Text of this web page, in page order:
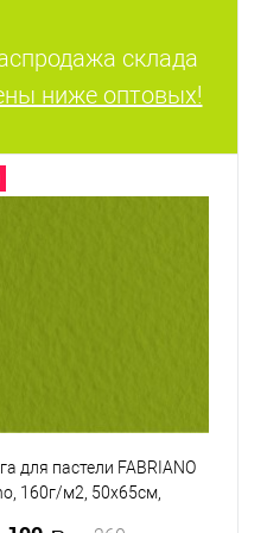
склада
ниже оптовых!
для пастели FABRIANO
160г/м2, 50x65см,